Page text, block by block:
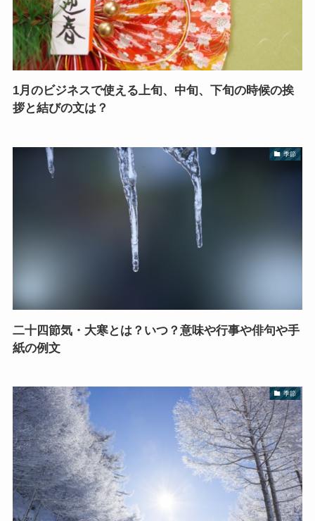
1月のビジネスで使える上旬、中旬、下旬の時候の挨
拶と結びの文は？
季節
二十四節気・大寒とは？いつ？意味や行事や俳句や手
紙の例文
季節